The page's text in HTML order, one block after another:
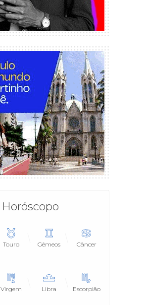
Horóscopo
Touro Gêmeos Câncer
Virgem Libra Escorpião